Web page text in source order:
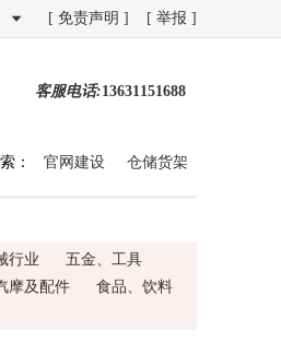
 [ 免责声明 ] [ 举报 ]
客服电话:13631151688
： 官网建设 仓储货架
行业
五金、工具
摩及配件
食品、饮料